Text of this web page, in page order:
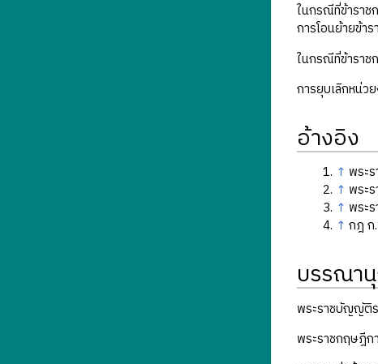
ในกรณีที่ข้าราช
การโอนย้ายข้า
ในกรณีที่ข้าราช
การยุบเลิกหน่ว
อ้างอิง
↑ พระ
↑ พระ
↑ พระ
↑ กฎ ก
บรรณา
พระราชบัญญัติ
พระราชกฤษฎีก